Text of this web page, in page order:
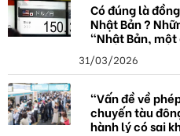
Có đúng là
Nhật Bản ?
"Nhật Bản,
31/03/2026
"Vấn đề về
chuyến tàu
hành lý có sai